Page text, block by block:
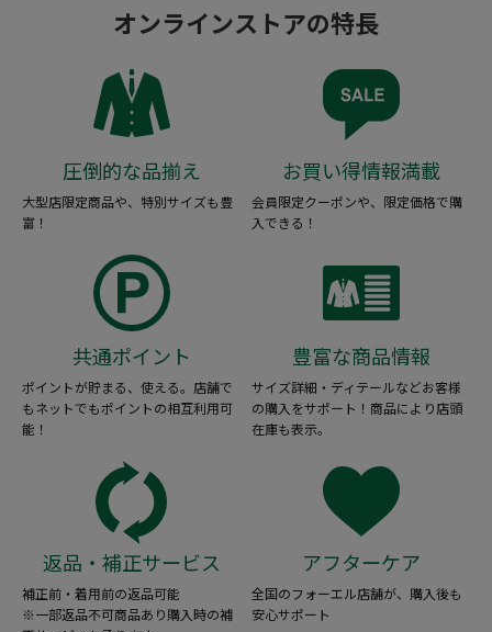
オンラインストアの特長
圧倒的な品揃え
大型店限定商品や、特別サイズも豊
富！
お買い得情報満載
会員限定クーポンや、限定価格で購
入できる！
共通ポイント
ポイントが貯まる、使える。店舗で
もネットでもポイントの相互利用可
能！
豊富な商品情報
サイズ詳細・ディテールなどお客様
の購入をサポート！商品により店頭
在庫も表示。
返品・補正サービス
補正前・着用前の返品可能
※一部返品不可商品あり購入時の補
アフターケア
全国のフォーエル店舗が、購入後も
安心サポート